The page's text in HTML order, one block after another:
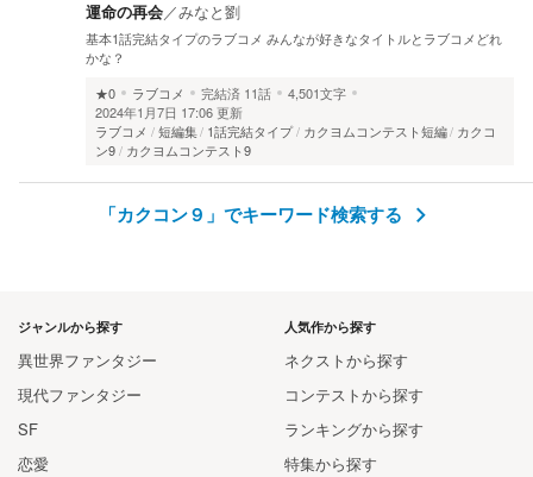
運命の再会／みなと劉
基本1話完結タイプのラブコメ みんなが好きなタイトルとラブコメどれ
かな？
★0
ラブコメ 完結済 11話
4,501文字
2024年1月7日 17:06 更新
ラブコメ
短編集 1話完結タイプ カクヨムコンテスト短編 カクコ
ン9
カクヨムコンテスト9
「カクコン９」でキーワード検索する
人気作から探す
ネクストから探す
コンテストから探す
ランキングから探す
特集から探す
ジャンルから探す
異世界ファンタジー
現代ファンタジー
SF
恋愛